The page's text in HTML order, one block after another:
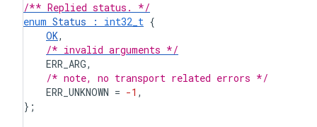
/** Replied status. */
enum Status : int32_t {
OK,
/* invalid arguments */
ERR_ARG,
/* note, no transport related errors */
ERR_UNKNOWN = -1 ,
};